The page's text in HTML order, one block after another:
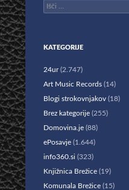
Išči:
KATEGORIJE
24ur(2.747)
Art Music Records (14)
Blogi strokovnjakov (18)
Brez kategorije (255)
Domovina.je (88)
ePosavje (1.644)
info360.si (323)
Knjižnica Brežice (19)
Komunala Brežice (15)